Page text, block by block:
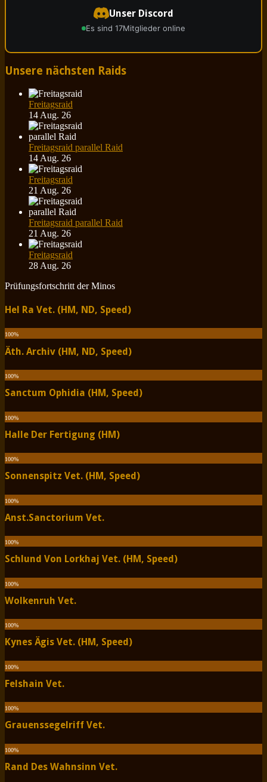
Unser Discord
Es sind 17Mitglieder online
Unsere nächsten Raids
Freitagsraid
14 Aug. 26
Freitagsraid parallel Raid
14 Aug. 26
Freitagsraid
21 Aug. 26
Freitagsraid parallel Raid
21 Aug. 26
Freitagsraid
28 Aug. 26
Prüfungsfortschritt der Minos
Hel Ra Vet. (HM, ND, Speed)
100%
Äth. Archiv (HM, ND, Speed)
100%
Sanctum Ophidia (HM, Speed)
100%
Halle Der Fertigung (HM)
100%
Sonnenspitz Vet. (HM, Speed)
100%
Anst.Sanctorium Vet.
100%
Schlund Von Lorkhaj Vet. (HM, Speed)
100%
Wolkenruh Vet.
100%
Kynes Ägis Vet. (HM, Speed)
100%
Felshain Vet.
100%
Grauenssegelriff Vet.
100%
Rand Des Wahnsinn Vet.